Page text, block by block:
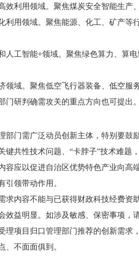
效利用领域。聚焦煤炭安全智能生产
利用领域。聚焦能源、化工、矿产
人工智能+领域。聚焦绿色算力、算
领域。聚焦低空飞行器装备、低空
门研判确需攻关的重点方向也可提出
部门需广泛动员创新主体，特别要
键共性技术问题、“卡脖子”技术难题
容应以促进自治区优势特色产业向
引领带动作用。
求内容不能与已获得财政科技经费
效益明显。如涉及敏感、保密事项，
理项目归口管理部门推荐的创新需
、不面面俱到。